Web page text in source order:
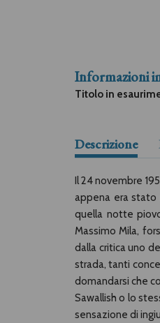
Informazioni
Titolo in
Descrizione
Il 24 novembre
appena era stato
quella notte
Massimo Mila,
dalla critica uno
strada, tanti
domandarsi che
Sawallish o lo
sensazione di